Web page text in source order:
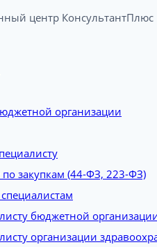
центр
организации
по закупкам (44-ФЗ, 223-ФЗ)
бюджетной
организации